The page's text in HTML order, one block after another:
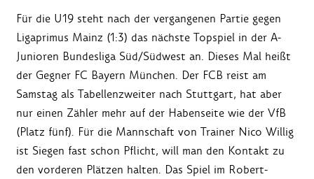
Für die U19 steht nach der vergangenen Partie gegen
Ligaprimus Mainz (1:3) das nächste Topspiel in der A-
Junioren Bundesliga Süd/Südwest an. Dieses Mal heißt
der Gegner FC Bayern München. Der FCB reist am
Samstag als Tabellenzweiter nach Stuttgart, hat aber
nur einen Zähler mehr auf der Habenseite wie der VfB
(Platz fünf). Für die Mannschaft von Trainer Nico Willig
ist Siegen fast schon Pflicht, will man den Kontakt zu
den vorderen Plätzen halten. Das Spiel im Robert-